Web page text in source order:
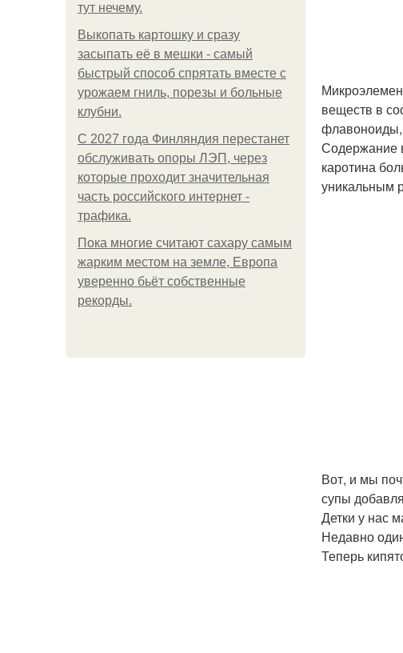
тут нечему.
Выкопать картошку и сразу
засыпать её в мешки - самый
быстрый способ спрятать вместе с
урожаем гниль, порезы и больные
клубни.
С 2027 года Финляндия перестанет
обслуживать опоры ЛЭП, через
которые проходит значительная
часть российского интернет -
трафика.
Пока многие считают сахару самым
жарким местом на земле, Европа
уверенно бьёт собственные
рекорды.
веществ в
флавоноиды,
Содержание
каротина
уникальным
Вот, и мы
супы
Детки у нас
Недавно
Теперь